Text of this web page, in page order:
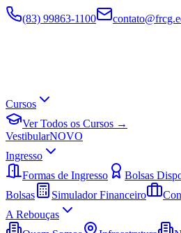
(83) 99863-1100
Cursos
Ver Todos os Cursos →
VestibularNOVO
Ingresso
Formas de Ingresso
Bolsas
Bolsas
Simulador Financeiro
A Rebouças